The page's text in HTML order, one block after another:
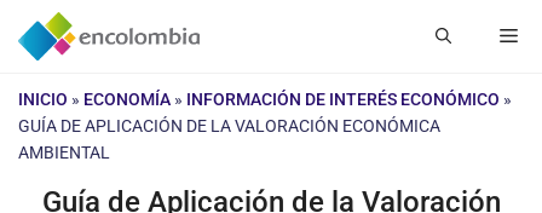
Saltar
INICIO » ECONOMÍA » INFORMACIÓN DE INTERÉS ECONÓMICO »
GUÍA DE APLICACIÓN DE LA VALORACIÓN ECONÓMICA
AMBIENTAL
Guía de Aplicación de la Valoración